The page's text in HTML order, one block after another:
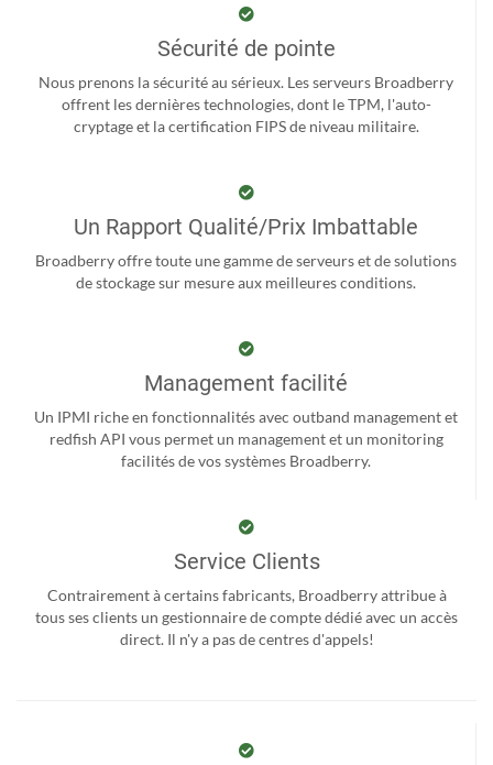
Sécurité de pointe
Nous prenons la sécurité au sérieux. Les serveurs Broadberry
offrent les dernières technologies, dont le TPM, l'auto-
cryptage et la certification FIPS de niveau militaire.
Un Rapport Qualité/Prix Imbattable
Broadberry offre toute une gamme de serveurs et de solutions
de stockage sur mesure aux meilleures conditions.
Management facilité
Un IPMI riche en fonctionnalités avec outband management et
redfish API vous permet un management et un monitoring
facilités de vos systèmes Broadberry.
Service Clients
Contrairement à certains fabricants, Broadberry attribue à
tous ses clients un gestionnaire de compte dédié avec un accès
direct. Il n'y a pas de centres d'appels!